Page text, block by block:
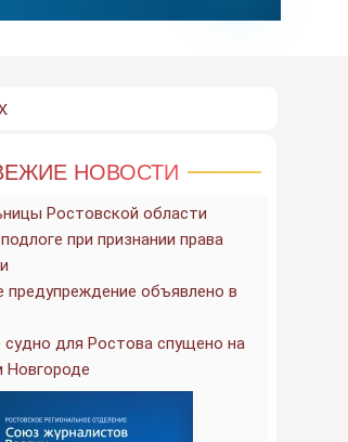
НОВОСТИ
Ростовской области
при признании права
объявлено в
судно для Ростова спущено на
Новгороде